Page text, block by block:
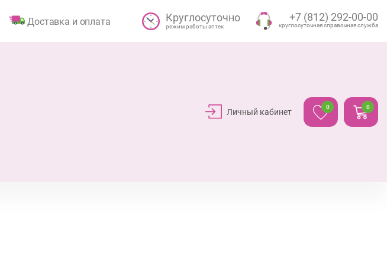
Доставка и оплата Круглосуточно
режим работы аптек
+7 (812) 292-00-00
круглосуточная справочная служба
Личный кабинет
0 0